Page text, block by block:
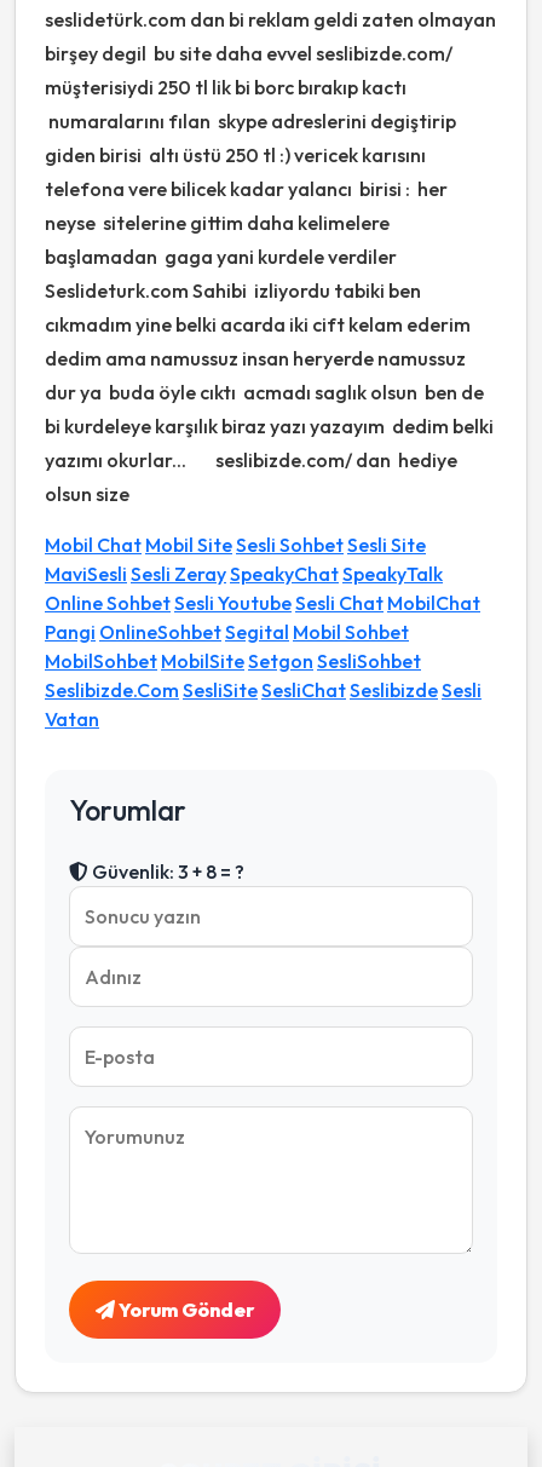
seslidetürk.com dan bi reklam geldi zaten olmayan
birşey degil bu site daha evvel seslibizde.com/
müşterisiydi 250 tl lik bi borc bırakıp kactı
numaralarını fılan skype adreslerini degiştirip
giden birisi altı üstü 250 tl :) vericek karısını
telefona vere bilicek kadar yalancı birisi : her
neyse sitelerine gittim daha kelimelere
başlamadan gaga yani kurdele verdiler
Seslideturk.com Sahibi izliyordu tabiki ben
cıkmadım yine belki acarda iki cift kelam ederim
dedim ama namussuz insan heryerde namussuz
dur ya buda öyle cıktı acmadı saglık olsun ben de
bi kurdeleye karşılık biraz yazı yazayım dedim belki
yazımı okurlar...
seslibizde.com/ dan hediye
olsun size
Mobil Chat Mobil SiteSesli SohbetSesli Site
MaviSesli Sesli ZeraySpeakyChatSpeakyTalk
Online SohbetSesli YoutubeSesli Chat MobilChat
Pangi OnlineSohbetSegital Mobil Sohbet
MobilSohbet MobilSiteSetgon SesliSohbet
Seslibizde.Com SesliSiteSesliChatSeslibizdeSesli
Vatan
Yorumlar
Güvenlik: 3 + 8 = ?
Yorum Gönder